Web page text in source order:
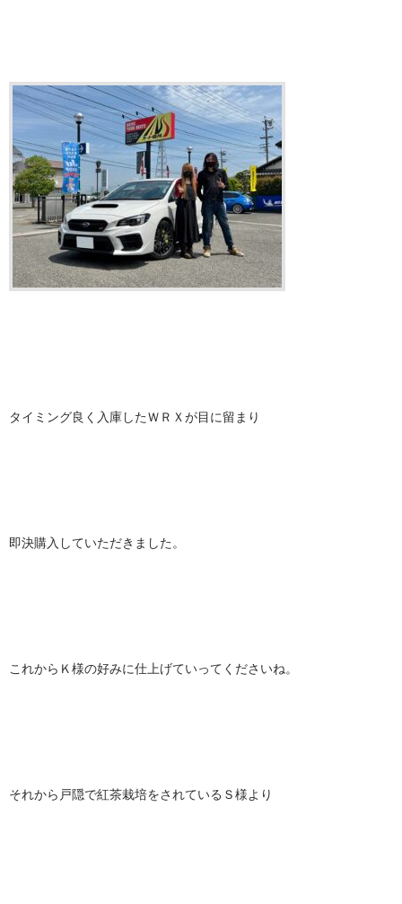
タイミング良く入庫したＷＲＸが目に留まり
即決購入していただきました。
これからＫ様の好みに仕上げていってくださいね。
それから戸隠で紅茶栽培をされているＳ様より